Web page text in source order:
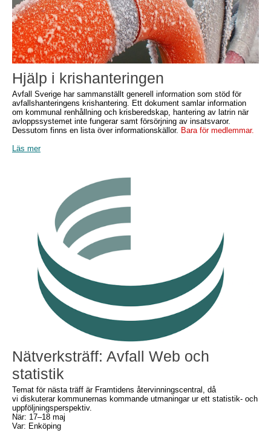
Hjälp i krishanteringen
Avfall Sverige har sammanställt generell information som stöd för
avfallshanteringens krishantering. Ett dokument samlar information
om kommunal renhållning och krisberedskap, hantering av latrin när
avloppssystemet inte fungerar samt försörjning av insatsvaror.
Dessutom finns en lista över informationskällor. Bara för medlemmar.
Läs mer
Nätverksträff: Avfall Web och
statistik
Temat för nästa träff är Framtidens återvinningscentral, då
vi diskuterar kommunernas kommande utmaningar ur ett statistik- och
uppföljningsperspektiv.
När: 17–18 maj
Var: Enköping